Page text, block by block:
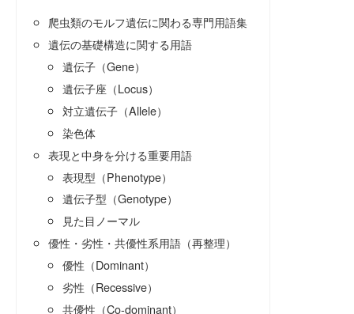
爬虫類のモルフ遺伝に関わる専門用語集
遺伝の基礎構造に関する用語
遺伝子（Gene）
遺伝子座（Locus）
対立遺伝子（Allele）
染色体
表現と中身を分ける重要用語
表現型（Phenotype）
遺伝子型（Genotype）
見た目ノーマル
優性・劣性・共優性系用語（再整理）
優性（Dominant）
劣性（Recessive）
共優性（Co-dominant）